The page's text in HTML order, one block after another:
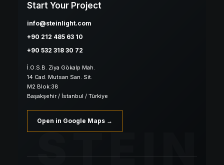
STEIN
Start Your Project
info@steinlight.com
+90 212 485 63 10
+90 532 318 30 72
İ.O.S.B. Ziya Gökalp Mah.
14 Cad. Mutsan San. Sit.
M2 Blok:38
Başakşehir / İstanbul / Türkiye
Open in Google Maps →